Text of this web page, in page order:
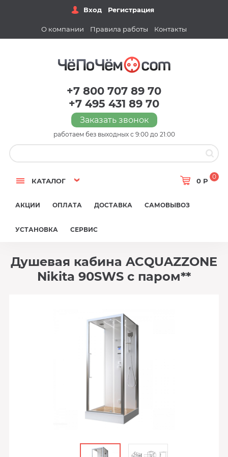
Вход Регистрация
О компании Правила работы Контакты
+7 800 707 89 70
+7 495 431 89 70
Заказать звонок
работаем без выходных с 9:00 до 21:00
КАТАЛОГ 0 Р
0
АКЦИИ ОПЛАТА ДОСТАВКА САМОВЫВОЗ
УСТАНОВКА СЕРВИС
Душевая кабина ACQUAZZONE
Nikita 90SWS с паром**